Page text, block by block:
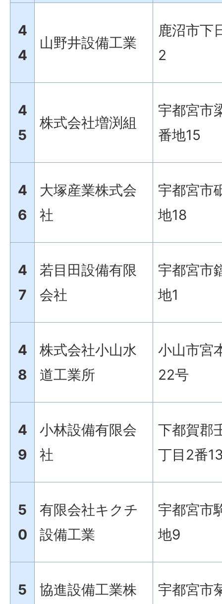
4
4
山野井設備工業
鹿沼市下
2
4
5
株式会社増渕組
宇都宮市
番地15
4
6
大塚産業株式会
社
宇都宮市
地18
4
7
若目田設備有限
会社
宇都宮市
地1
4
8
株式会社小山水
道工業所
小山市宮
22号
4
9
小林設備有限会
社
下都賀郡
丁目2番
5
0
有限会社キクチ
設備工業
宇都宮市
地9
5
協進設備工業株
宇都宮市